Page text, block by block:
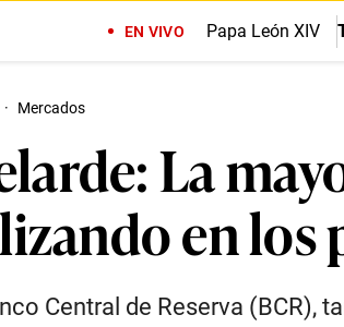
EN VIVO Papa León XIV
· Mercados
La
en los
Central de Reserva (BCR),